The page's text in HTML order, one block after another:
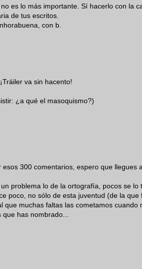
es lo más importante. Sí hacerlo con la
de tus escritos.
con b.
va sin hacento!
¿a qué el masoquismo?)
esos 300 comentarios, espero que llegues
problema lo de la ortografía, pocos se
poco, no sólo de esta juventud (de la
que muchas faltas las cometamos
has nombrado...